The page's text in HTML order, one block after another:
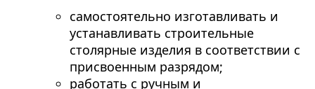
самостоятельно изготавливать и
устанавливать строительные
столярные изделия в соответствии с
присвоенным разрядом;
работать с ручным и